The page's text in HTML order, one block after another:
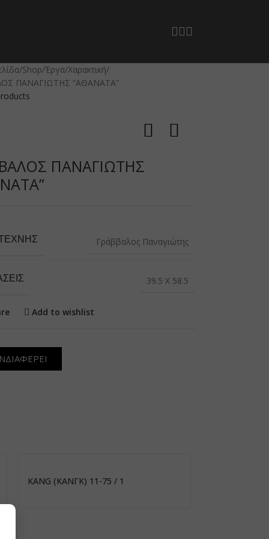
Shop Έργα Χαρακτική
ΠΑΝΑΓΙΩΤΗΣ “ΑΘΑΝΑΤΑ”
ΠΑΝΑΓΙΩΤΗΣ
Γράββαλος Παναγιώτης
39.5 X 58.5
Add to wishlist
KANG (ΚΑΝΓΚ) 11-75 / 1